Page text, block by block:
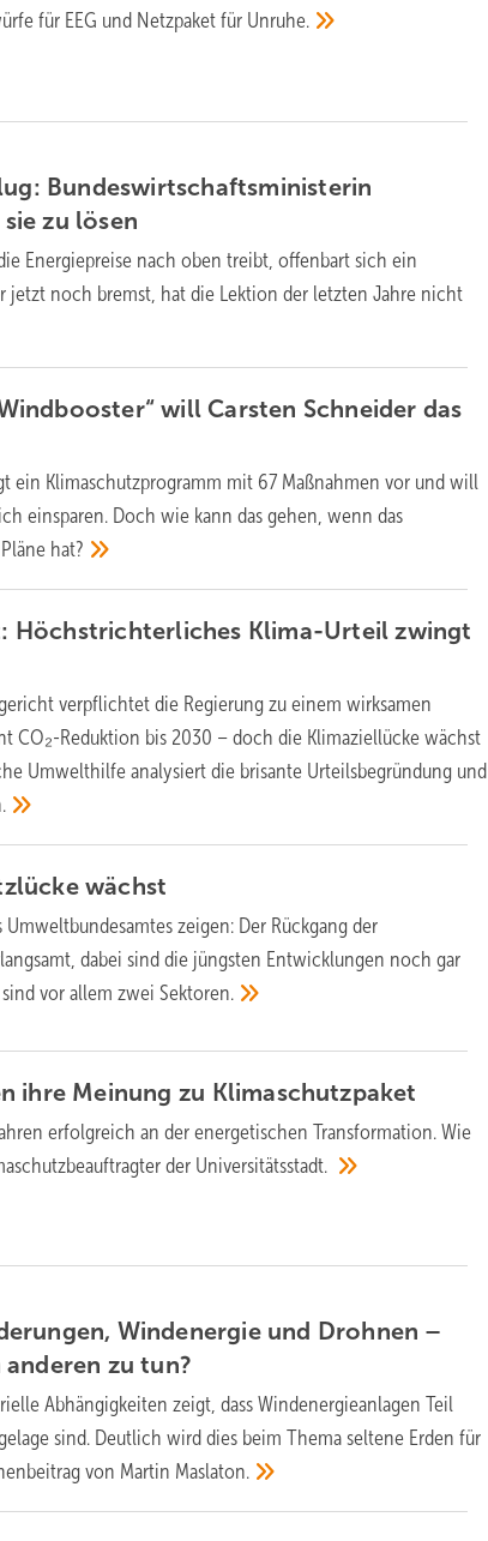
für EEG und Netzpaket für Unruhe.
Bundeswirtschaftsministerin
zu lösen
Energiepreise nach oben treibt, offenbart sich ein
jetzt noch bremst, hat die Lektion der letzten Jahre nicht
will Carsten Schneider das
ein Klimaschutzprogramm mit 67 Maßnahmen vor und will
einsparen. Doch wie kann das gehen, wenn das
hat?
Höchstrichterliches Klima-Urteil zwingt
verpflichtet die Regierung zu einem wirksamen
CO₂-Reduktion bis 2030 – doch die Klimaziellücke wächst
Umwelthilfe analysiert die brisante Urteilsbegründung und
wächst
zeigen: Der Rückgang der
dabei sind die jüngsten Entwicklungen noch gar
vor allem zweiSektoren.
ihre Meinung zu Klimaschutzpaket
erfolgreich an der energetischen Transformation. Wie
der Universitätsstadt.
Windenergie und Drohnen –
anderen zutun?
Abhängigkeiten zeigt, dass Windenergieanlagen Teil
sind. Deutlich wird dies beim Thema seltene Erden für
von Martin Maslaton.